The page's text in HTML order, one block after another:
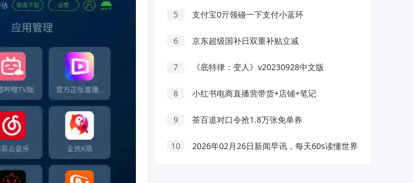
5 支付宝0亓领碰一下支付小蓝环
6 京东超级国补日双重补贴立减
7 《底特律：变人》v20230928中文版
8 小红书电商直播营带货+店铺+笔记
9 茶百道对口令抢1.8万张免单券
10 2026年02月26日新闻早讯，每天60s读懂世界